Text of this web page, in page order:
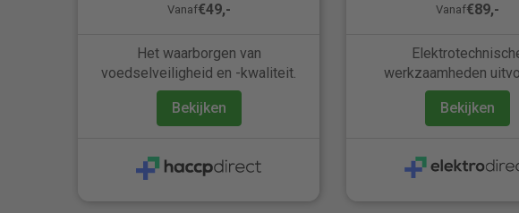
Vanaf€49,-
Het waarborgen van
voedselveiligheid en -kwaliteit.
Bekijken
Vanaf€89,-
werkzaamheden
Bekijken